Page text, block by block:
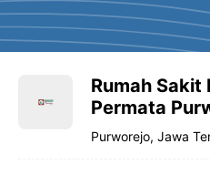
Rumah Sakit
Permata
Purworejo, Jawa